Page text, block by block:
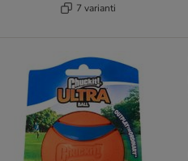
7 varianti